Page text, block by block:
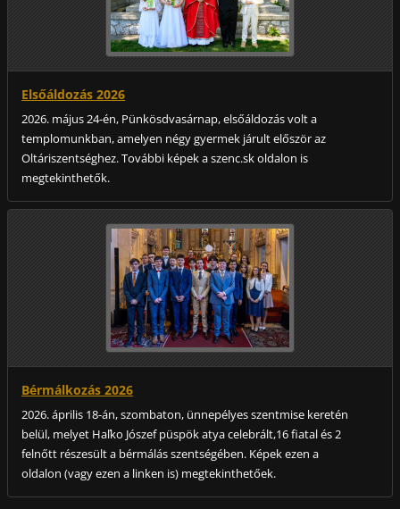
Elsőáldozás 2026
2026. május 24-én, Pünkösdvasárnap, elsőáldozás volt a
templomunkban, amelyen négy gyermek járult először az
Oltáriszentséghez. További képek a szenc.sk oldalon is
megtekinthetők.
Bérmálkozás 2026
2026. április 18-án, szombaton, ünnepélyes szentmise keretén
belül, melyet Haľko Jószef püspök atya celebrált,16 fiatal és 2
felnőtt részesült a bérmálás szentségében. Képek ezen a
oldalon (vagy ezen a linken is) megtekinthetőek.